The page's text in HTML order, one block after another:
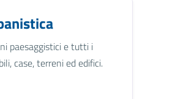
paesaggistici e tutti i
case, terreni ed edifici.